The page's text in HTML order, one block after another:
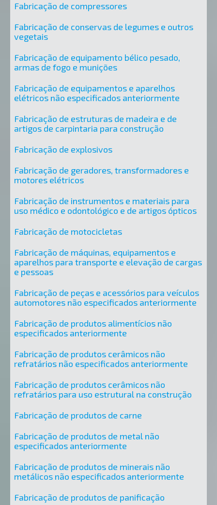
Fabricação de compressores
Fabricação de conservas de legumes e outros
vegetais
Fabricação de equipamento bélico pesado,
armas de fogo e munições
Fabricação de equipamentos e aparelhos
elétricos não especificados anteriormente
Fabricação de estruturas de madeira e de
artigos de carpintaria para construção
Fabricação de explosivos
Fabricação de geradores, transformadores e
motores elétricos
Fabricação de instrumentos e materiais para
uso médico e odontológico e de artigos ópticos
Fabricação de motocicletas
Fabricação de máquinas, equipamentos e
aparelhos para transporte e elevação de cargas
e pessoas
Fabricação de peças e acessórios para veículos
automotores não especificados anteriormente
Fabricação de produtos alimentícios não
especificados anteriormente
Fabricação de produtos cerâmicos não
refratários não especificados anteriormente
Fabricação de produtos cerâmicos não
refratários para uso estrutural na construção
Fabricação de produtos de carne
Fabricação de produtos de metal não
especificados anteriormente
Fabricação de produtos de minerais não
metálicos não especificados anteriormente
Fabricação de produtos de panificação